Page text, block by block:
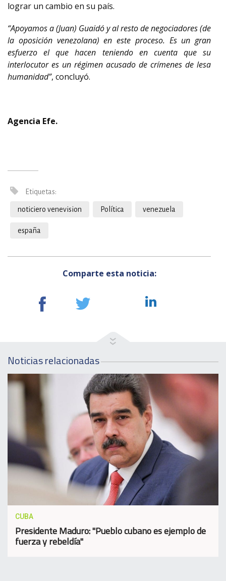
lograr un cambio en su país.
“Apoyamos a (Juan) Guaidó y al resto de negociadores (de
la oposición venezolana) en este proceso. Es un gran
esfuerzo el que hacen teniendo en cuenta que su
interlocutor es un régimen acusado de crímenes de lesa
humanidad”, concluyó.
Agencia Efe.
Etiquetas:
noticiero venevision Política venezuela
españa
Comparte esta noticia:
Noticias relacionadas
CUBA
Presidente Maduro: "Pueblo cubano es ejemplo de
fuerza y rebeldía"